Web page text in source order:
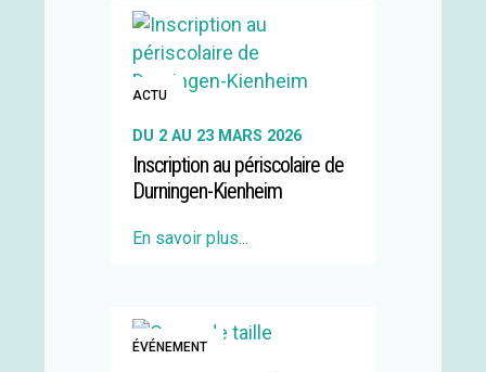
Inscription au périscolaire de
Durningen-Kienheim
ACTU
DU 2 AU 23 MARS 2026
En savoir plus...
ÉVÉNEMENT